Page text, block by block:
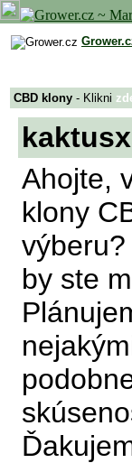
CBD klony - Klikni
kaktusx
Ahojte,
klony
by ste